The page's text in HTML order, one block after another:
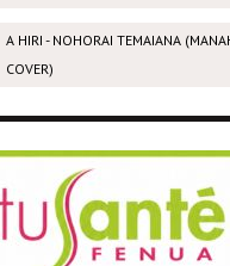
A HIRI - NOHORAI TEMAIANA
COVER)